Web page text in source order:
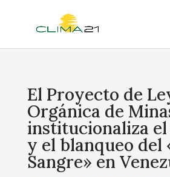
El Proyecto de
Orgánica de
institucionaliza
y el blanqueo del
Sangre» en